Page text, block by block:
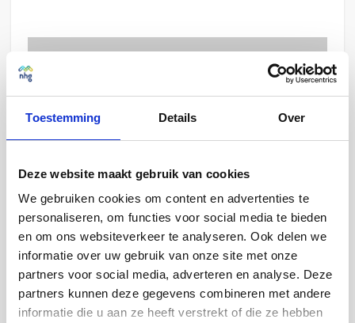
Toestemming Details Over
Deze website maakt gebruik van cookies
We gebruiken cookies om content en advertenties te
personaliseren, om functies voor social media te bieden
en om ons websiteverkeer te analyseren. Ook delen we
informatie over uw gebruik van onze site met onze
partners voor social media, adverteren en analyse. Deze
partners kunnen deze gegevens combineren met andere
informatie die u aan ze heeft verstrekt of die ze hebben
⋯